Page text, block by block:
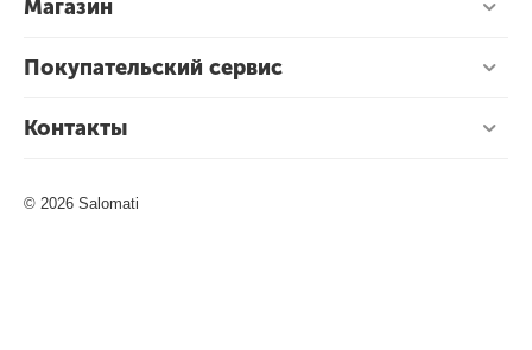
Магазин
Покупательский сервис
Контакты
© 2026 Salomati